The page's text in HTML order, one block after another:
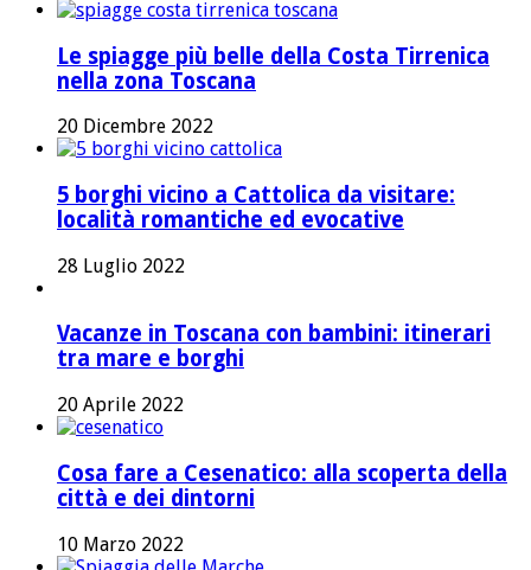
Le spiagge più belle della Costa Tirrenica
nella zona Toscana
20 Dicembre 2022
5 borghi vicino a Cattolica da visitare:
località romantiche ed evocative
28 Luglio 2022
Vacanze in Toscana con bambini: itinerari
tra mare e borghi
20 Aprile 2022
Cosa fare a Cesenatico: alla scoperta della
città e dei dintorni
10 Marzo 2022